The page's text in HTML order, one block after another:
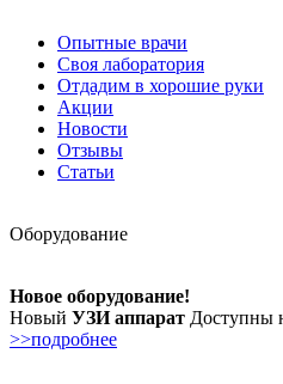
Опытные врачи
Своя лаборатория
Отдадим в хорошие руки
Акции
Новости
Отзывы
Статьи
Оборудование
Новое оборудование!
Новый УЗИ аппарат Доступны
>>подробнее